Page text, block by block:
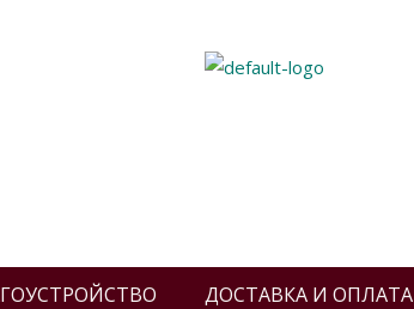
ДОСТАВКА И ОПЛАТА